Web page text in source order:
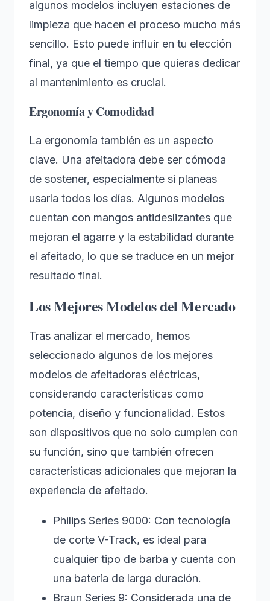
algunos modelos incluyen estaciones de
limpieza que hacen el proceso mucho más
sencillo. Esto puede influir en tu elección
final, ya que el tiempo que quieras dedicar
al mantenimiento es crucial.
Ergonomía y Comodidad
La ergonomía también es un aspecto
clave. Una afeitadora debe ser cómoda
de sostener, especialmente si planeas
usarla todos los días. Algunos modelos
cuentan con mangos antideslizantes que
mejoran el agarre y la estabilidad durante
el afeitado, lo que se traduce en un mejor
resultado final.
Los Mejores Modelos del Mercado
Tras analizar el mercado, hemos
seleccionado algunos de los mejores
modelos de afeitadoras eléctricas,
considerando características como
potencia, diseño y funcionalidad. Estos
son dispositivos que no solo cumplen con
su función, sino que también ofrecen
características adicionales que mejoran la
experiencia de afeitado.
Philips Series 9000: Con tecnología
de corte V-Track, es ideal para
cualquier tipo de barba y cuenta con
una batería de larga duración.
Braun Series 9: Considerada una de